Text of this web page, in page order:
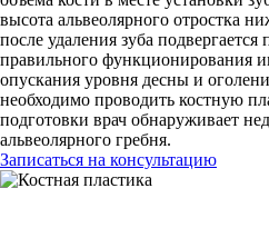
высота альвеолярного отростка
после удаления зуба
правильного функционирования
опускания уровня десны и
необходимо проводить костную
подготовки врач обнаруживает
альвеолярного гребня.
Записаться на консультацию